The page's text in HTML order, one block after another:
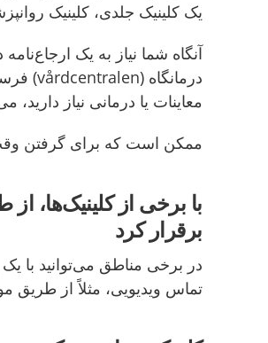
یک کلینیک جلدی، کلینیک
آنگاه شما نیاز به یک ارجاعنامه
درمانگاه(vårdcentral
en
)
معاینات یا درمانی نیاز دارید، م
ممکن است که برای گرفتن
با برخی از کلینیک‌ها،
برقرار کرد
در برخی مناطق می‌توانید با
تماس ویدیویی، مثلاً از طریق